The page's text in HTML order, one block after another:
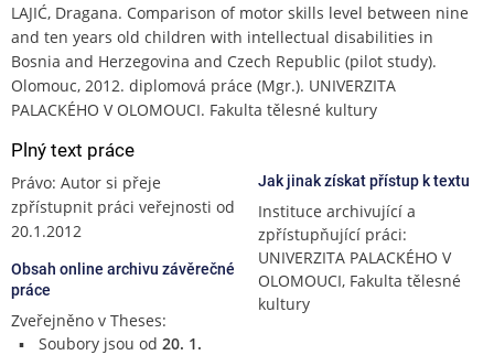
LAJIĆ, Dragana. Comparison of motor skills level between nine
and ten years old children with intellectual disabilities in
Bosnia and Herzegovina and Czech Republic (pilot study).
Olomouc, 2012. diplomová práce (Mgr.). UNIVERZITA
PALACKÉHO V OLOMOUCI. Fakulta tělesné kultury
Plný text práce
Právo: Autor si přeje
zpřístupnit práci veřejnosti od
20.1.2012
Obsah online archivu závěrečné
práce
Zveřejněno v Theses:
Soubory jsou od 20. 1.
Jak jinak získat přístup k textu
Instituce archivující a
zpřístupňující práci:
UNIVERZITA PALACKÉHO V
OLOMOUCI, Fakulta tělesné
kultury